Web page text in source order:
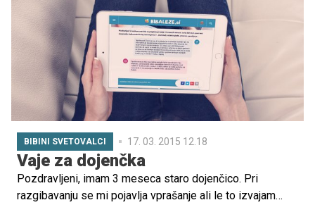
BIBINI SVETOVALCI 17. 03. 2015 12.18
Vaje za dojenčka
Pozdravljeni, imam 3 meseca staro dojenčico. Pri
razgibavanju se mi pojavlja vprašanje ali le to izvajam